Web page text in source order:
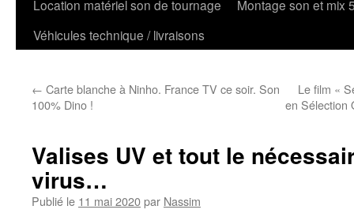
Location matériel son de tournage
Montage son et mix
Véhicules technique / livraisons
← Carte blanche à Ninho. France TV ce soir. Son
100% Dino !
Le film «
en Sélection
Valises UV et tout le
virus…
Publié le 11 mai 2020par Nassim